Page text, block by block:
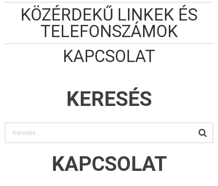
KÖZÉRDEKŰ LINKEK ÉS
TELEFONSZÁMOK
KAPCSOLAT
KERESÉS
KAPCSOLAT